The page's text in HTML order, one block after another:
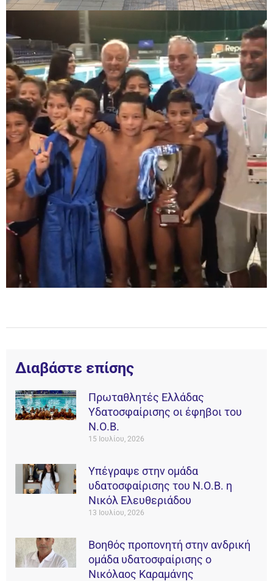
Διαβάστε επίσης
Πρωταθλητές Ελλάδας
Υδατοσφαίρισης οι έφηβοι του
Ν.Ο.Β.
15 Ιουλίου, 2026
Υπέγραψε στην ομάδα
υδατοσφαίρισης του Ν.Ο.Β. η
Νικόλ Ελευθεριάδου
13 Ιουλίου, 2026
Βοηθός προπονητή στην ανδρική
ομάδα υδατοσφαίρισης ο
Νικόλαος Καραμάνης